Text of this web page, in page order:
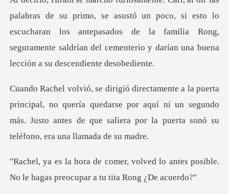
asustó un poco, si esto lo
escucharan los antepasados de la familia Rong,
segurament
no quería quedarse por aquí ni un segundo
más. Justo antes de que s
ved lo antes posible.
No le hagas pr